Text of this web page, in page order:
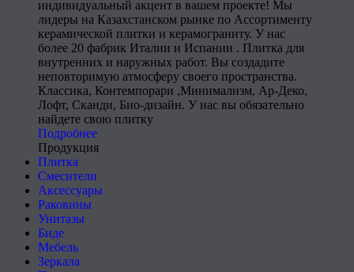
индивидуальный акцент в вашем проекте! Мы
лидеры на Казахстанском рынке по Ассортименту
керамической плитки и керамограниту. У нас
более 20 фабрик Италии и Испании . Плитка для
внутренних и наружных работ. Вы создадите
неповторимую атмосферу своего пространства.
Классика, Контемпорари ,Минимализм, Ар-Деко,
Лофт, Сканди, Био-дизайн. У нас вы обязательно
найдете свою плитку
Подробнее
Продукция
Плитка
Смесители
Аксессуары
Раковины
Унитазы
Биде
Мебель
Зеркала